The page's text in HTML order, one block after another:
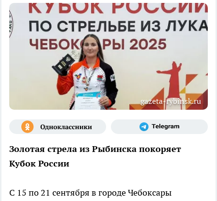
gazeta-rybinsk.ru
Золотая стрела из Рыбинска покоряет
Кубок России
С 15 по 21 сентября в городе Чебоксары